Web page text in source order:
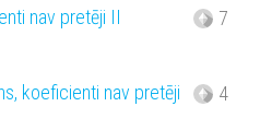
nav pretēji II 7
koeficienti nav pretēji
4